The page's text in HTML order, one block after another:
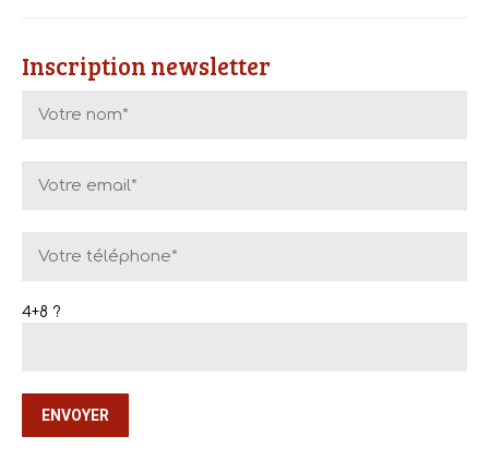
Inscription newsletter
4+8 ?